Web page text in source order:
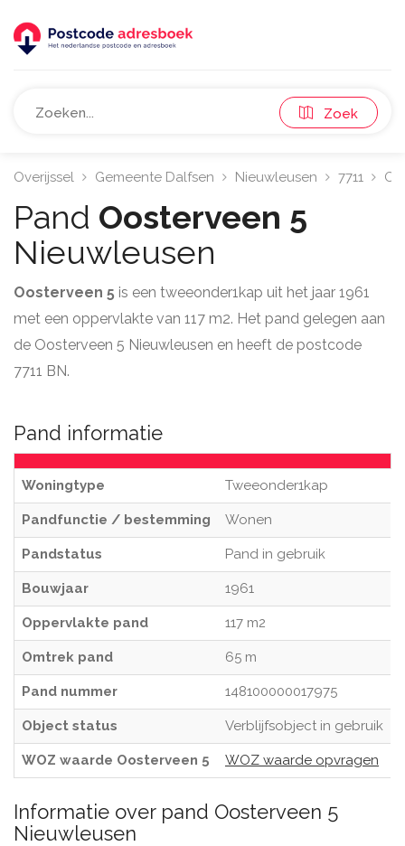
Zoek
Overijssel Gemeente Dalfsen Nieuwleusen 7711
Pand Oosterveen 5
Nieuwleusen
Oosterveen 5 is een tweeonder1kap uit het jaar 1961
met een oppervlakte van 117 m2. Het pand gelegen aan
de Oosterveen 5 Nieuwleusen en heeft de postcode
7711 BN.
Pand informatie
Woningtype Tweeonder1kap
Pandfunctie / bestemming Wonen
Pandstatus Pand in gebruik
Bouwjaar 1961
Oppervlakte pand 117 m2
Omtrek pand 65 m
Pand nummer 148100000017975
Object status Verblijfsobject in gebruik
WOZ waarde Oosterveen 5 WOZ waarde opvragen
Informatie over pand Oosterveen 5
Nieuwleusen